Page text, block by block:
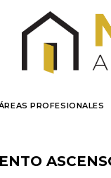
PROFESIONALES